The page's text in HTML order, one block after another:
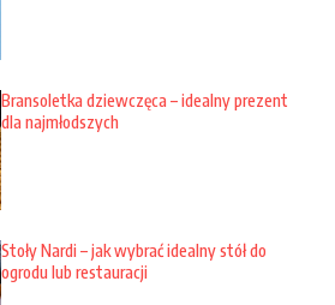
Bransoletka dziewczęca – idealny prezent
dla najmłodszych
Stoły Nardi – jak wybrać idealny stół do
ogrodu lub restauracji